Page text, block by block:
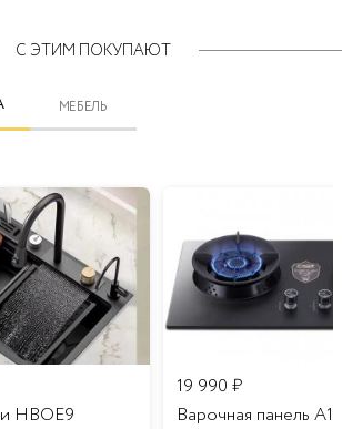
С ЭТИМ ПОКУПАЮТ
МЕБЕЛЬ
HBOE9
19 990 ₽
Варочная панель A16